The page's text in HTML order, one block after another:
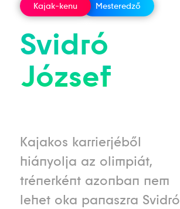
Kajak-kenu Mesteredző
Svidró
József
Kajakos karrierjéből
hiányolja az olimpiát,
trénerként azonban nem
lehet oka panaszra Svidró